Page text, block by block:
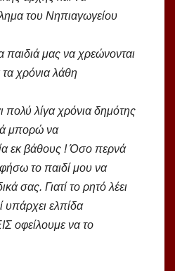
του Νηπιαγωγείου
παιδιά μας να χρεώνονται
χρόνια λάθη
λίγα χρόνια δημότης
μπορώ να
εκ βάθους ! Όσο περνά
το παιδί μου να
σας. Γιατί το ρητό λέει
υπάρχει ελπίδα
οφείλουμε να το